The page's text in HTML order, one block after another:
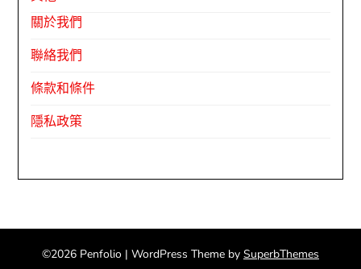
關於我們
聯絡我們
條款和條件
隱私政策
©2026 Penfolio | WordPress Theme by SuperbThemes